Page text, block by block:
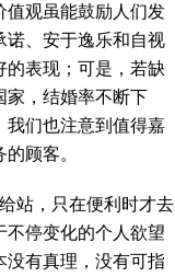
值观虽能鼓励人们发
诺、安于逸乐和自视
的表现；可是，若缺
家，结婚率不断下
我们也注意到值得嘉
顾客。
站，只在便利时才去
不停变化的个人欲望
没有真理，没有可指